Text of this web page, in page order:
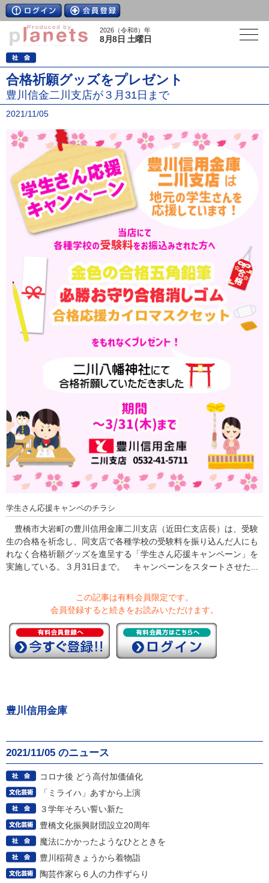
2026（令和8）年
8月8日 土曜日
合格祈願グッズをプレゼント
豊川信金二川支店が３月31日まで
2021/11/05
学生さん応援キャンペのチラシ
豊橋市大岩町の豊川信用金庫二川支店（近田仁支店長）は、受験
生の合格を祈念し、同支店で各種学校の受験料を振り込んだ人にも
れなく合格祈願グッズを進呈する「学生さん応援キャンペーン」を
実施している。３月31日まで。 キャンペーンをスタートさせた...
この記事は有料会員限定です。
会員登録すると続きをお読みいただけます。
豊川信用金庫
2021/11/05 のニュース
コロナ後 どう高付加価値化
「ミライハ」あすから上演
３学年そろい誓い新た
豊橋文化振興財団設立20周年
魔法にかかったようなひとときを
豊川稲荷きょうから着物詣
陶芸作家ら６人の力作ずらり